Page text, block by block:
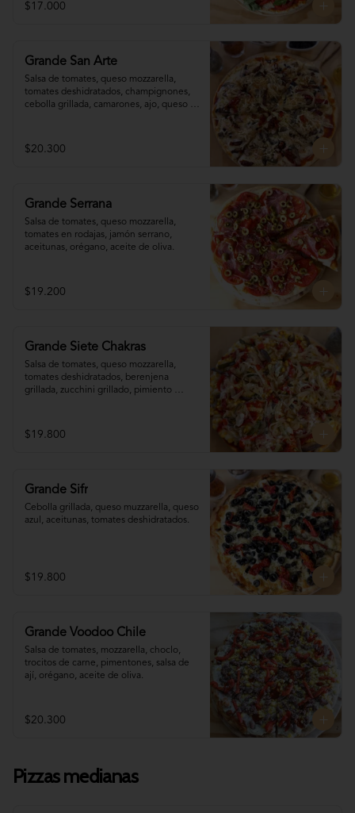
$17.000
Grande San Arte
Salsa de tomates, queso mozzarella,
tomates deshidratados, champignones,
cebolla grillada, camarones, ajo, queso
$20.300
Grande Serrana
Salsa de tomates, queso mozzarella,
tomates en rodajas, jamón serrano,
aceitunas, orégano, aceite de oliva.
$19.200
Grande Siete Chakras
Salsa de tomates, queso mozzarella,
tomates deshidratados, berenjena
grillada, zucchini grillado, pimiento
$19.800
Grande Sifr
Cebolla grillada, queso muzzarella, queso
azul, aceitunas, tomates deshidratados.
$19.800
Grande Voodoo Chile
Salsa de tomates, mozzarella, choclo,
trocitos de carne, pimentones, salsa de
ají, orégano, aceite de oliva.
$20.300
Pizzas medianas